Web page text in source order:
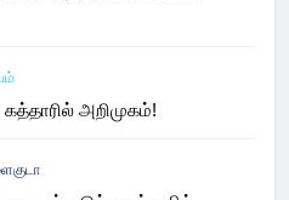
அறிமுகம்!